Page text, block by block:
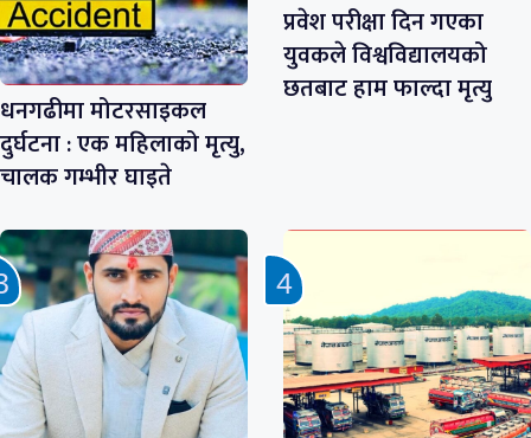
धनगढीमा मोटरसाइकल
दुर्घटना : एक महिलाको मृत्यु,
चालक गम्भीर घाइते
प्रवेश परीक्षा दिन गएका
युवकले विश्वविद्यालयको
छतबाट हाम फाल्दा मृत्यु